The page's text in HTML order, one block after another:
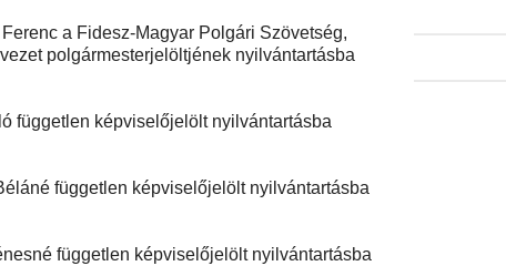
a Fidesz-Magyar Polgári Szövetség,
polgármesterjelöltjének nyilvántartásba
független képviselőjelölt nyilvántartásba
független képviselőjelölt nyilvántartásba
független képviselőjelölt nyilvántartásba